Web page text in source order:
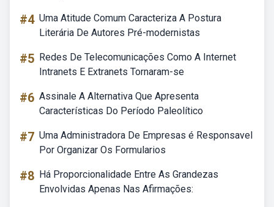
#4 Uma Atitude Comum Caracteriza A Postura
Literária De Autores Pré-modernistas
#5 Redes De Telecomunicações Como A Internet
Intranets E Extranets Tornaram-se
#6 Assinale A Alternativa Que Apresenta
Características Do Período Paleolítico
#7 Uma Administradora De Empresas é Responsavel
Por Organizar Os Formularios
#8 Há Proporcionalidade Entre As Grandezas
Envolvidas Apenas Nas Afirmações: